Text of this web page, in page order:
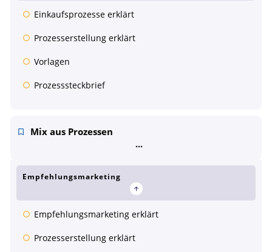
Einkaufsprozesse erklärt
Prozesserstellung erklärt
Vorlagen
Prozesssteckbrief
Mix aus Prozessen
Empfehlungsmarketing
Empfehlungsmarketing erklärt
Prozesserstellung erklärt